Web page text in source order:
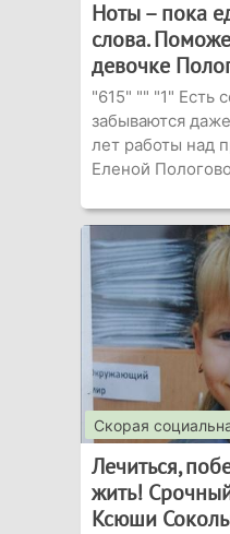
Ноты – пока
слова.
девочке
"615" "" "1" Есть
забываются
лет работы над
Еленой
Скорая
Лечиться,
жить!
Ксюши